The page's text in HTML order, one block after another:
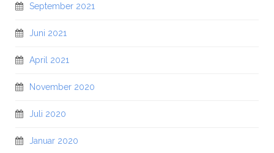
September 2021
Juni 2021
April 2021
November 2020
Juli 2020
Januar 2020